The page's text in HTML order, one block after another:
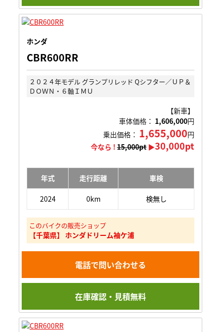
ホンダ
CBR600RR
２０２４年モデル グランプリレッド Qシフター／ＵＰ＆
ＤＯＷＮ・６軸ＩＭＵ
【新車】
車体価格： 1,606,000円
乗出価格： 1,655,000円
今なら ! 15,000pt ▶30,000pt
年式 走行距離 車検
2024 0km 検無し
このバイクの販売ショップ
【千葉県】 ホンダドリーム袖ケ浦
電話で問い合わせる
在庫確認・見積無料